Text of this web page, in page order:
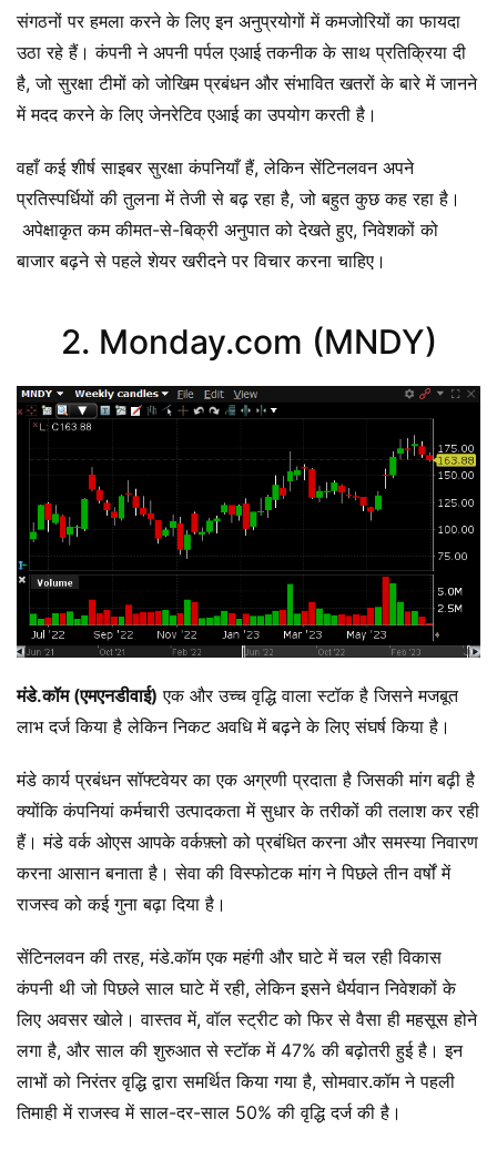
संगठनों पर हमला करने के लिए इन अनुप्रयोगों में कमजोरियों का फायदा
उठा रहे हैं। कंपनी ने अपनी पर्पल एआई तकनीक के साथ प्रतिक्रिया दी
है, जो सुरक्षा टीमों को जोखिम प्रबंधन और संभावित खतरों के बारे में जानने
में मदद करने के लिए जेनरेटिव एआई का उपयोग करती है।
वहाँ कई शीर्ष साइबर सुरक्षा कंपनियाँ हैं, लेकिन सेंटिनलवन अपने
प्रतिस्पर्धियों की तुलना में तेजी से बढ़ रहा है, जो बहुत कुछ कह रहा है।
अपेक्षाकृत कम कीमत-से-बिक्री अनुपात को देखते हुए, निवेशकों को
बाजार बढ़ने से पहले शेयर खरीदने पर विचार करना चाहिए।
2. Monday.com (MNDY)
मंडे.कॉम (एमएनडीवाई) एक और उच्च वृद्धि वाला स्टॉक है जिसने मजबूत
लाभ दर्ज किया है लेकिन निकट अवधि में बढ़ने के लिए संघर्ष किया है।
मंडे कार्य प्रबंधन सॉफ्टवेयर का एक अग्रणी प्रदाता है जिसकी मांग बढ़ी है
क्योंकि कंपनियां कर्मचारी उत्पादकता में सुधार के तरीकों की तलाश कर रही
हैं। मंडे वर्क ओएस आपके वर्कफ़्लो को प्रबंधित करना और समस्या निवारण
करना आसान बनाता है। सेवा की विस्फोटक मांग ने पिछले तीन वर्षों में
राजस्व को कई गुना बढ़ा दिया है।
सेंटिनलवन की तरह, मंडे.कॉम एक महंगी और घाटे में चल रही विकास
कंपनी थी जो पिछले साल घाटे में रही, लेकिन इसने धैर्यवान निवेशकों के
लिए अवसर खोले। वास्तव में, वॉल स्ट्रीट को फिर से वैसा ही महसूस होने
लगा है, और साल की शुरुआत से स्टॉक में 47% की बढ़ोतरी हुई है। इन
लाभों को निरंतर वृद्धि द्वारा समर्थित किया गया है, सोमवार.कॉम ने पहली
तिमाही में राजस्व में साल-दर-साल 50% की वृद्धि दर्ज की है।